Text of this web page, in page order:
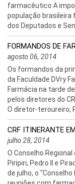
farmacêutico A
população brasileira
dos Deputados e
FORMANDOS DE
agosto 06, 2014
Os formandos da
da Faculdade DVry
Farmácia na tarde
pelos diretores do
O diretor-teroureiro,
CRF ITINERANTE
julho 28, 2014
O Conselho
Piripiri, Pedro II e
de julho, o